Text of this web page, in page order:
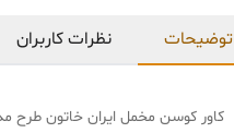
توضیحات نظرات کاربران
کاور کوسن مخمل ایران خاتون طرح